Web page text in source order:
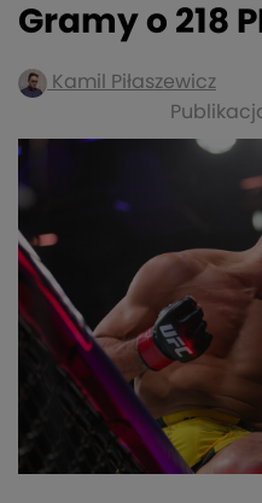
Gramy o 218
Kamil Piłaszewicz